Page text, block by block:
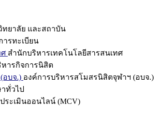
ยาลัย และสถาบัน
ารทะเบียน
สำนักบริหารเทคโนโลยีสารสนเทศ
ารกิจการนิสิต
อบจ.) องค์การบริหารสโมสรนิสิตจุฬาฯ (อบจ.)
ทั่วไป
ระเมินออนไลน์ (MCV)